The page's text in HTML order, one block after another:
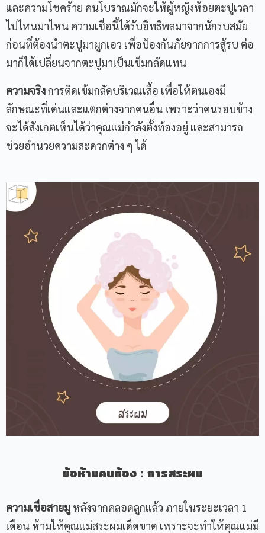
และความโชคร้าย คนโบราณมักจะให้ผู้หญิงห้อยตะปูเวลา
ไปไหนมาไหน ความเชื่อนี้ได้รับอิทธิพลมาจากนักรบสมัย
ก่อนที่ต้องนำตะปูมาผูกเอว เพื่อป้องกันภัยจากการสู้รบ ต่อ
มาก็ได้เปลี่ยนจากตะปูมาเป็นเข็มกลัดแทน
ความจริงการติดเข้มกลัดบริเวณเสื้อ เพื่อให้ตนเองมี
ลักษณะที่เด่นและแตกต่างจากคนอื่น เพราะว่าคนรอบข้าง
จะได้สังเกตเห็นได้ว่าคุณแม่กำลังตั้งท้องอยู่ และสามารถ
ช่วยอำนวยความสะดวกต่าง ๆ ได้
ข้อห้ามคนท้อง : การสระผม
ความเชื่อสายมู หลังจากคลอดลูกแล้ว ภายในระยะเวลา 1
เดือน ห้ามให้คุณแม่สระผมเด็ดขาด เพราะจะทำให้คุณแม่มี